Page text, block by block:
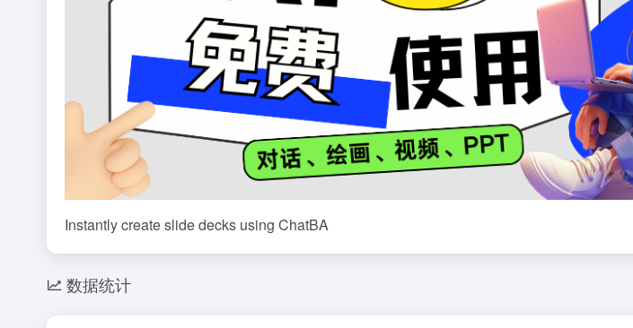
Instantly create slide decks using ChatBA
数据统计